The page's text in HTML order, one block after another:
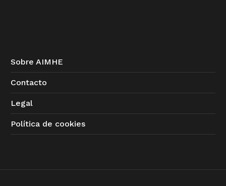
Sobre AIMHE
Contacto
Legal
Política de cookies